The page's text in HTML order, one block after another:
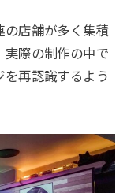
の店舗が多く集積
実際の制作の中で
再認識するよう